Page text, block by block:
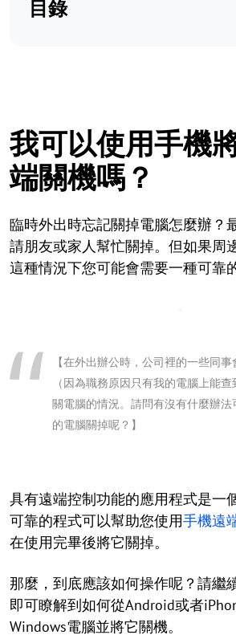
目錄
我可以使用手機
端關機嗎？
臨時外出時忘記關掉電腦怎麼辦？
請朋友或家人幫忙關掉。但如果周
這種情況下您可能會需要一種可靠
【在外出辦公時，公司裡的一些同
（因為職務原因只有我的電腦上能
關電腦的情況。請問有沒有什麼辦
的電腦關掉呢？】
具有遠端控制功能的應用程式是一
可靠的程式可以幫助您使用手機遠
在使用完畢後將它關掉。
那麼，到底應該如何操作呢？請繼
即可瞭解到如何從Android或者
Windows電腦並將它關機。